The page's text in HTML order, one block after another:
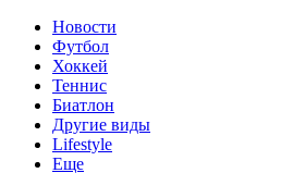
Новости
Футбол
Хоккей
Теннис
Биатлон
Другие виды
Lifestyle
Еще